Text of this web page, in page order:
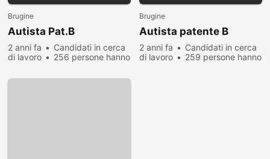
Brugine
Autista Pat.B
2 anni fa
Candidati in cerca
di lavoro
256 persone hanno
Brugine
Autista patente B
2 anni fa
Candidati in cerca
di lavoro
259 persone hanno